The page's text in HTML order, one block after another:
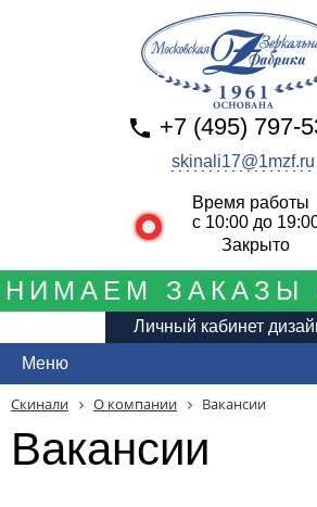
ЗАКАЗЫ С
Личный кабинет
Время работы
с 10:00 до
Закрыто
+7 (495) 797-
skinali17@1mzf.ru
Меню
Скинали О компании Вакансии
Вакансии